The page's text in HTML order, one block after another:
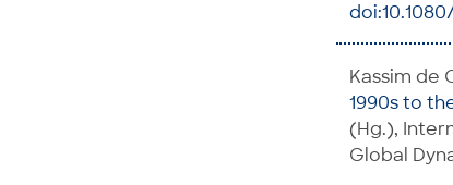
Kassim de
1990s to
(Hg.),
Global